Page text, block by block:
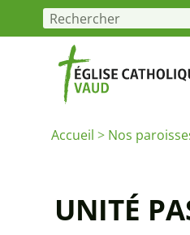
Accueil > Nos
UNITÉ